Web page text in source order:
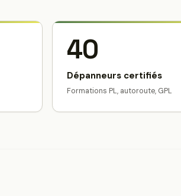
40
Dépanneurs certifiés
Formations PL, autoroute, GPL